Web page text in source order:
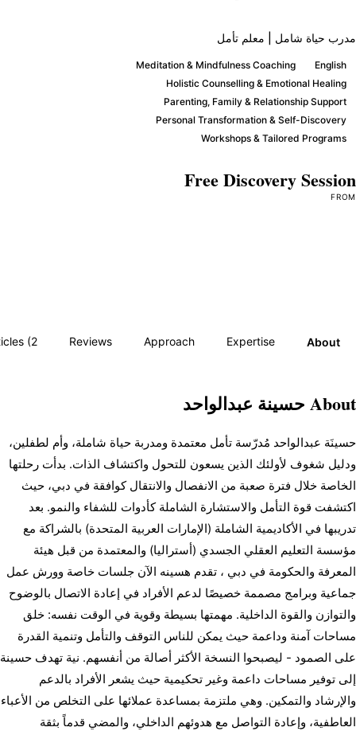
حياة شامل | معلم تأمل
Meditation & Mindfulness Coaching
Holistic Counselling & Emotional
Parenting, Family & Relationship
Personal Transformation & Self-
Workshops & Tailored
Free Discovery
About
Expertise
Approach
Reviews
Articles (2)
حسينة عبدالواحد
حسينَة عبدالواحد مُدرّسة تأمل معتمدة ومدربة حياة شاملة، وأم لطفلين،
ودليل شغوف لأولئك الذين يسعون للتحول واكتشاف الذات. بدأت رحلتها
الخاصة خلال فترة صعبة من الانفصال والانتقال كوافقة في دبي، حيث
اكتشفت قوة التأمل والاستشارة الشاملة كأدوات للشفاء والنمو. بعد
مؤسسة التعليم العقلي الجسدي (أستراليا) والمعتمدة من قبل هيئة
المعرفة والحكومة في دبي ، تقدم هسينه الآن جلسات خاصة وورش عمل
جماعية وبرامج مصممة خصيصًا لدعم الأفراد في إعادة الاتصال بالوضوح
والتوازن والقوة الداخلية. مهمتها بسيطة وقوية في الوقت نفسه: خلق
مساحات آمنة وداعمة حيث يمكن للناس التوقف والتأمل وتنمية القدرة
على الصمود - ليصبحوا النسخة الأكثر أصالة من أنفسهم. نية تهدف حسينة
إلى توفير مساحات داعمة وغير تحكيمية حيث يشعر الأفراد بالدعم
والإرشاد والتمكين. وهي ملتزمة بمساعدة عملائها على التخلص من الأعباء
العاطفية، وإعادة التواصل مع هدوئهم الداخلي، والمضي قدماً بثقة